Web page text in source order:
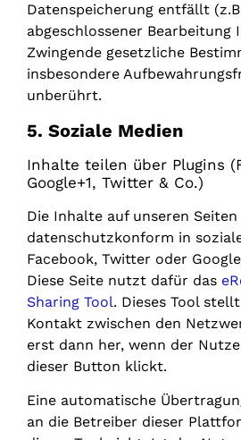
Datenspeicherung entfällt
abgeschlossener Bearbeitung
Zwingende gesetzliche
insbesondere
unberührt.
5. Soziale Medien
Inhalte teilen über Plugins
Google+1, Twitter & Co.)
Die Inhalte auf unseren
datenschutzkonform in
Facebook, Twitter oder
Diese Seite nutzt dafür das
Sharing Tool. Dieses Tool
Kontakt zwischen den
erst dann her, wenn der
dieser Button klickt.
Eine automatische
an die Betreiber dieser